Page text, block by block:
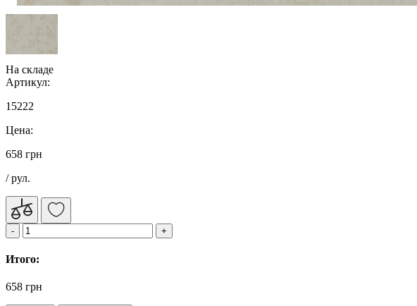
На складе
Артикул:
15222
Цена:
658 грн
/ рул.
Итого:
658 грн